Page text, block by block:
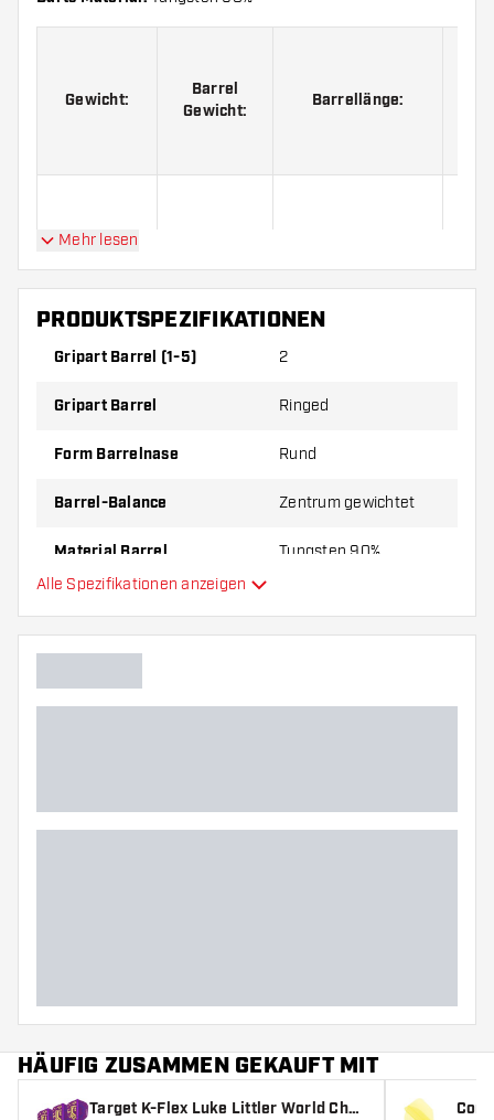
Gewicht:
Barrel
Gewicht:
Barrellänge:
21 Gramm
DATADART Ricardo Pietreczko 90% Softdarts Pikachu
Mehr lesen
PRODUKTSPEZIFIKATIONEN
Gripart Barrel (1-5) 2
Gripart Barrel Ringed
Form Barrelnase Rund
Barrel-Balance Zentrum gewichtet
Material Barrel Tungsten 90%
Dartspieler
Alle Spezifikationen anzeigen
HÄUFIG ZUSAMMEN GEKAUFT MIT
Target K-Flex Luke Littler World Cha